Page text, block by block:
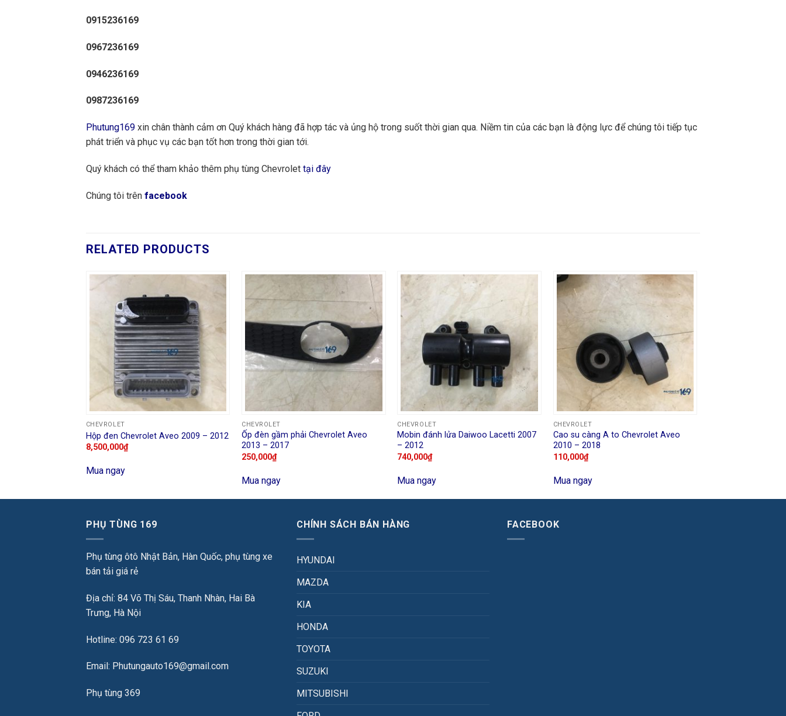
0915236169
0967236169
0946236169
0987236169
Phutung169 xin chân thành cảm ơn Quý khách hàng đã hợp tác và ủng hộ trong suốt thời gian qua. Niềm tin của các bạn là động lực để chúng tôi tiếp tục
phát triển và phục vụ các bạn tốt hơn trong thời gian tới.
Quý khách có thể tham khảo thêm phụ tùng Chevrolet tại đây
Chúng tôi trên facebook
RELATED PRODUCTS
CHEVROLET
Hộp đen Chevrolet Aveo 2009 – 2012
8,500,000₫
Mua ngay
CHEVROLET
Ốp đèn gầm phải Chevrolet Aveo
2013 – 2017
250,000₫
Mua ngay
CHEVROLET
Mobin đánh lửa Daiwoo Lacetti 2007
– 2012
740,000₫
Mua ngay
CHEVROLET
Cao su càng A to Chevrolet Aveo
2010 – 2018
110,000₫
Mua ngay
PHỤ TÙNG 169
Phụ tùng ôtô Nhật Bản, Hàn Quốc, phụ tùng xe
bán tải giá rẻ
Địa chỉ: 84 Võ Thị Sáu, Thanh Nhàn, Hai Bà
Trưng, Hà Nội
Hotline: 096 723 61 69
Email: Phutungauto169@gmail.com
Phụ tùng 369
CHÍNH SÁCH BÁN HÀNG
HYUNDAI
MAZDA
KIA
HONDA
TOYOTA
SUZUKI
MITSUBISHI
FACEBOOK